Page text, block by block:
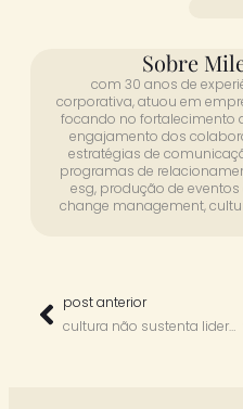
Sobre
com 30 anos de
corporativa, atuou em
focando no fortalecimento
engajamento dos
estratégias de
programas de
esg, produção de
change management,
post anterior
cultura não sustenta liderança ruim e despreparada – com daniela araújo